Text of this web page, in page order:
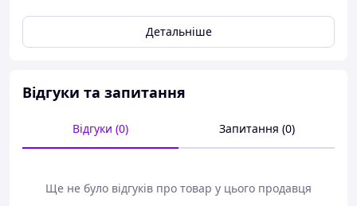
Детальніше
Відгуки та запитання
Відгуки (0) Запитання (0)
Ще не було відгуків про товар у цього продавця